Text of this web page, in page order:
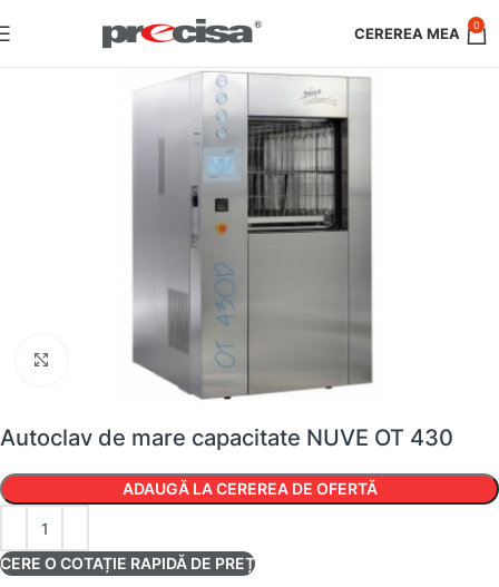
0
Faceți clic pentru a mări
Autoclav de mare capacitate NUVE OT 430
ADAUGĂ LA CEREREA DE OFERTĂ
CERE O COTAȚIE RAPIDĂ DE PREȚ